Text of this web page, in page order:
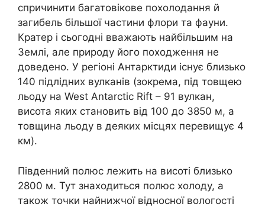
спричинити багатовікове похолодання й
загибель більшої частини флори та фауни.
Кратер і сьогодні вважають найбільшим на
Землі, але природу його походження не
доведено. У регіоні Антарктиди існує близько
140 підлідних вулканів (зокрема, під товщею
льоду на West Antarctic Rift – 91 вулкан,
висота яких становить від 100 до 3850 м, а
товщина льоду в деяких місцях перевищує 4
км).
Південний полюс лежить на висоті близько
2800 м. Тут знаходиться полюс холоду, а
також точки найнижчої відносної вологості